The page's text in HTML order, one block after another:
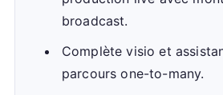
broadcast.
Complète visio et
parcours one-to-many.